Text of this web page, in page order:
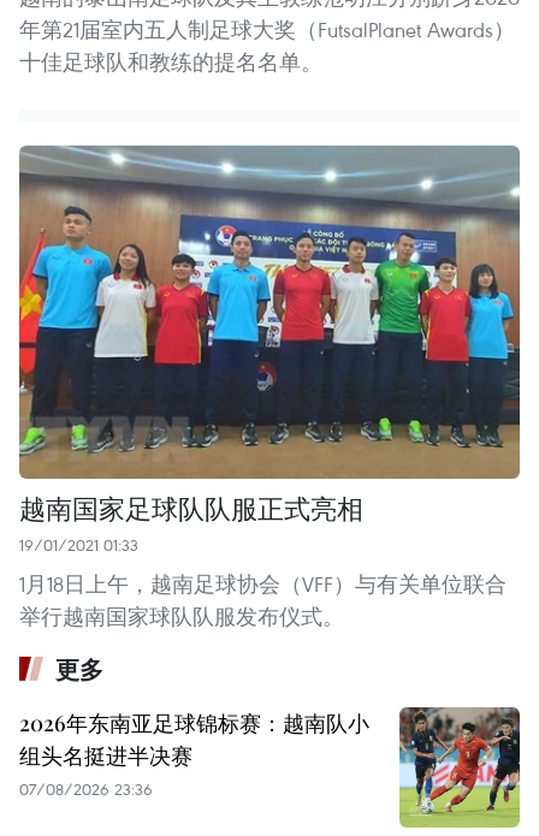
年第21届室内五人制足球大奖（FutsalPlanet Awards）
十佳足球队和教练的提名名单。
越南国家足球队队服正式亮相
19/01/2021 01:33
1月18日上午，越南足球协会（VFF）与有关单位联合
举行越南国家球队队服发布仪式。
更多
2026年东南亚足球锦标赛：越南队小
组头名挺进半决赛
07/08/2026 23:36